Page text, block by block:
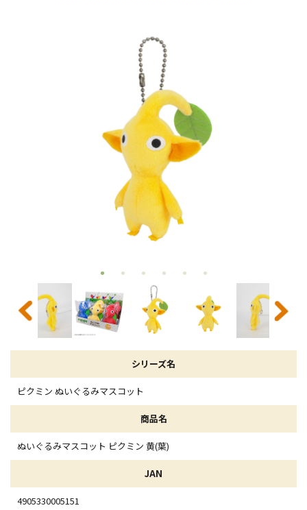
シリーズ名
ピクミン ぬいぐるみマスコット
商品名
ぬいぐるみマスコット ピクミン 黄(葉)
JAN
4905330005151